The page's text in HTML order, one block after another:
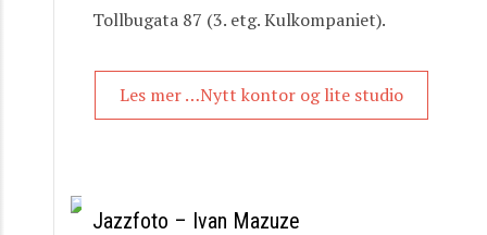
Tollbugata 87 (3. etg. Kulkompaniet).
Les mer …Nytt kontor og lite studio
Jazzfoto – Ivan Mazuze